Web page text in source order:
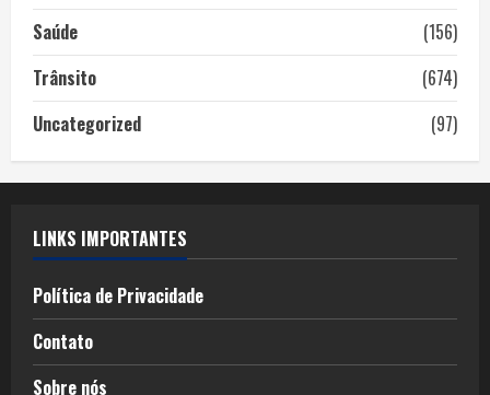
Saúde
(156)
Trânsito
(674)
Uncategorized
(97)
LINKS IMPORTANTES
Política de Privacidade
Contato
Sobre nós